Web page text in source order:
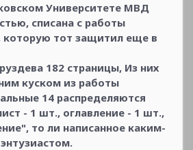
Университете МВД
списана с работы
которую тот защитил еще в
182 страницы, Из них
куском из работы
14 распределяются
- 1 шт., оглавление - 1 шт.,
то ли написанное каким-